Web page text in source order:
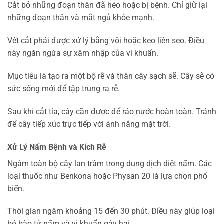
Cắt bỏ những đoạn thân đã héo hoặc bị bệnh. Chỉ giữ lại
những đoạn thân và mắt ngủ khỏe mạnh.
Vết cắt phải được xử lý bằng vôi hoặc keo liền sẹo. Điều
này ngăn ngừa sự xâm nhập của vi khuẩn.
Mục tiêu là tạo ra một bộ rễ và thân cây sạch sẽ. Cây sẽ có
sức sống mới để tập trung ra rễ.
Sau khi cắt tỉa, cây cần được để ráo nước hoàn toàn. Tránh
để cây tiếp xúc trực tiếp với ánh nắng mặt trời.
Xử Lý Nấm Bệnh và Kích Rễ
Ngâm toàn bộ cây lan trầm trong dung dịch diệt nấm. Các
loại thuốc như Benkona hoặc Physan 20 là lựa chọn phổ
biến.
Thời gian ngâm khoảng 15 đến 30 phút. Điều này giúp loại